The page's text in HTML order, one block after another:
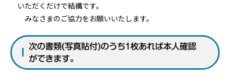
いただくだけで結構です。
みなさまのご協力をお願いいたします。
次の書類(写真貼付)のうち1枚あれば本人確認
ができます。